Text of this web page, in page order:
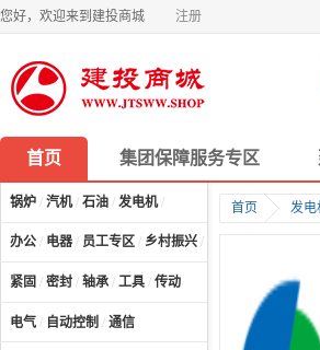
您好，欢迎来到建投商城 注册
首页 集团保障服务专区
锅炉 / 汽机/ 石油 / 发电机/
办公 / 电器 / 员工专区 / 乡村振兴 /
紧固 / 密封 / 轴承 / 工具 / 传动
电气 / 自动控制 / 通信
首页 发电